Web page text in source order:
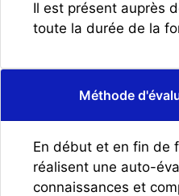
Il est présent auprès
toute la durée de la
Méthode
En début et en fin de
réalisent une auto-
connaissances et